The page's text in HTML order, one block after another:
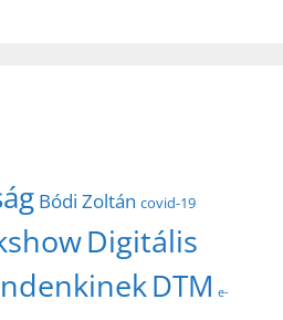
Bódi Zoltán covid-19
Digitális
DTM e-